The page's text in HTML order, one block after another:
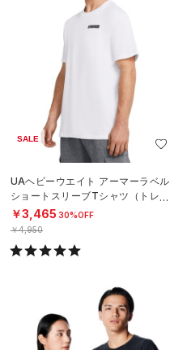
SALE
UAヘビーウエイト アーマーラベル
ショートスリーブTシャツ（トレー
ニング/MEN）
￥3,465 30%OFF
￥4,950